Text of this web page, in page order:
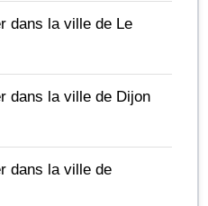
dans la ville de Le
dans la ville de Dijon
dans la ville de